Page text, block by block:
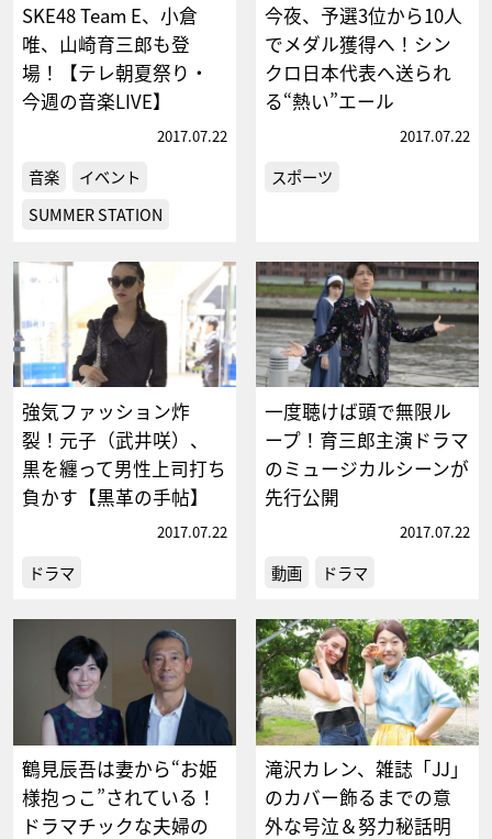
SKE48 Team E、小倉
唯、山崎育三郎も登
場！【テレ朝夏祭り・
今週の音楽LIVE】
2017.07.22
音楽
イベント
SUMMER STATION
今夜、予選3位から10人
でメダル獲得へ！シン
クロ日本代表へ送られ
る“熱い”エール
2017.07.22
スポーツ
強気ファッション炸
裂！元子（武井咲）、
黒を纏って男性上司打ち
負かす【黒革の手帖】
2017.07.22
ドラマ
一度聴けば頭で無限ル
ープ！育三郎主演ドラマ
のミュージカルシーンが
先行公開
2017.07.22
動画 ドラマ
鶴見辰吾は妻から“お姫
様抱っこ”されている！
ドラマチックな夫婦の
滝沢カレン、雑誌「JJ」
のカバー飾るまでの意
外な号泣＆努力秘話明